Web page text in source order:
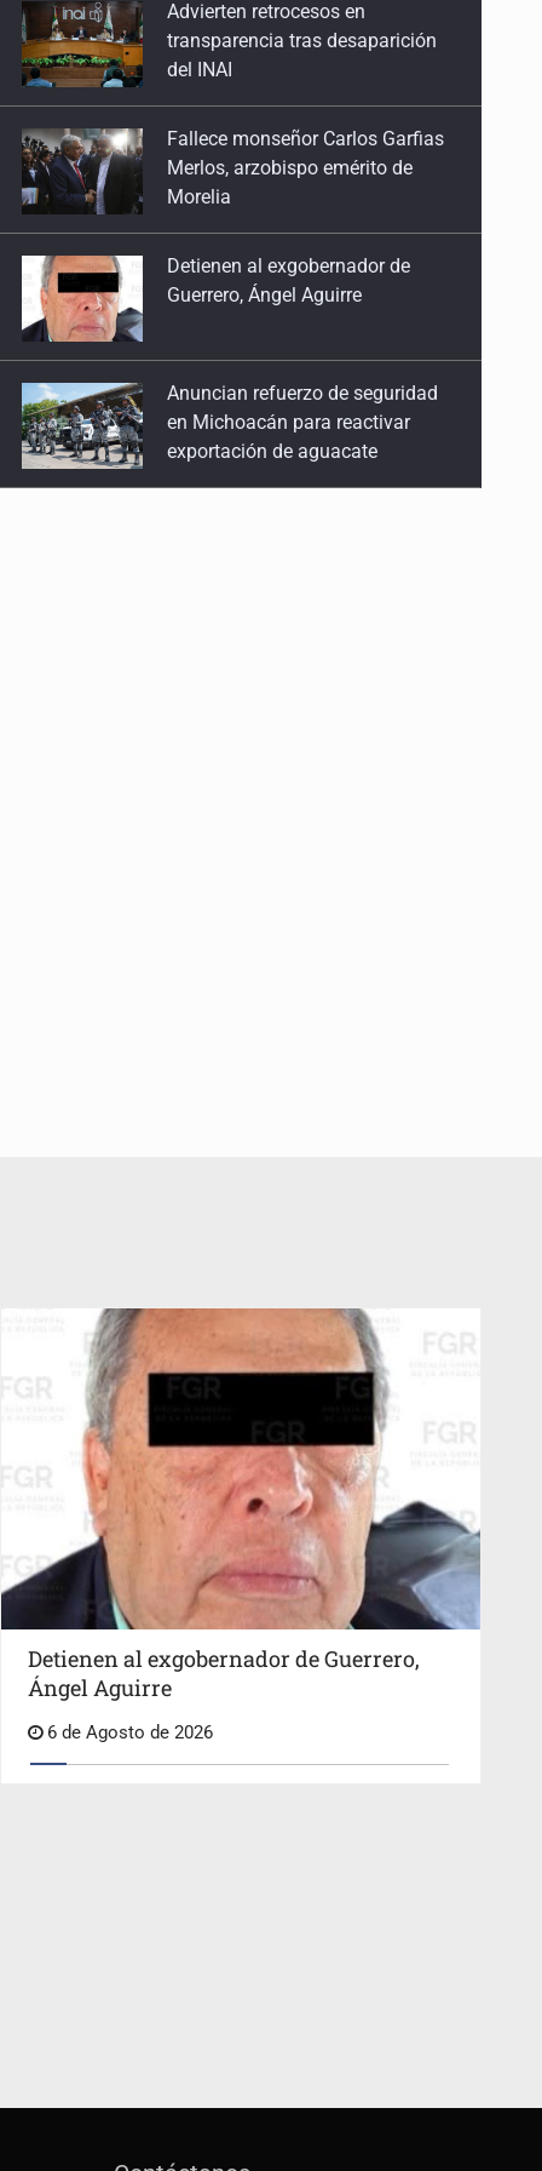
20 de Abril de 2026
No es cuota, es historia
13 de Abril de 2026
La violencia que estamos criando
Discriminación desde el estrado
23 de Marzo de 2026
Los otros 364 días
9 de Marzo de 2026
Fallece monseñor Carlos Garfias
Merlos, arzobispo emérito de
Morelia
Detienen al exgobernador de
Guerrero, Ángel Aguirre
Anuncian refuerzo de seguridad
en Michoacán para reactivar
Sheinbaum defiende consulta
pública sobre derechos de las
audiencias
Detienen al exgobernador de Guerrero,
Ángel Aguirre
6 de Agosto de 2026